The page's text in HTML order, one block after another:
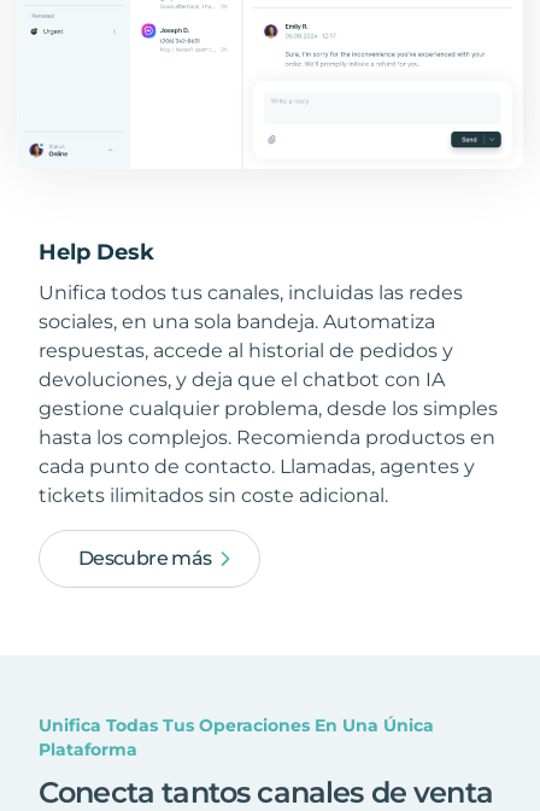
Help Desk
Unifica todos tus canales, incluidas las redes
sociales, en una sola bandeja. Automatiza
respuestas, accede al historial de pedidos y
devoluciones, y deja que el chatbot con IA
gestione cualquier problema, desde los simples
hasta los complejos. Recomienda productos en
cada punto de contacto. Llamadas, agentes y
tickets ilimitados sin coste adicional.
Descubre más
Unifica Todas Tus Operaciones En Una Única
Plataforma
Conecta tantos canales de venta